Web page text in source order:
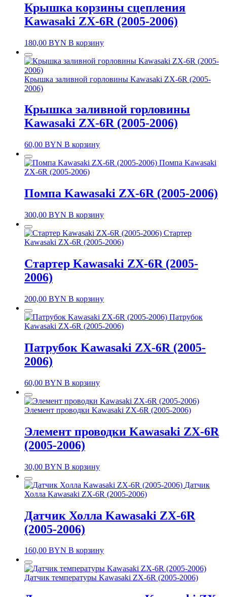
Крышка корзины сцепления
Kawasaki ZX-6R (2005-2006)
180,00 BYN В корзину
Крышка заливной горловины Kawasaki ZX-6R (2005-
2006)
Крышка заливной горловины
Kawasaki ZX-6R (2005-2006)
60,00 BYN В корзину
Помпа Kawasaki
ZX-6R (2005-2006)
Помпа Kawasaki ZX-6R (2005-2006)
300,00 BYN В корзину
Стартер
Kawasaki ZX-6R (2005-2006)
Стартер Kawasaki ZX-6R (2005-
2006)
200,00 BYN В корзину
Патрубок
Kawasaki ZX-6R (2005-2006)
Патрубок Kawasaki ZX-6R (2005-
2006)
60,00 BYN В корзину
Элемент проводки Kawasaki ZX-6R (2005-2006)
Элемент проводки Kawasaki ZX-6R
(2005-2006)
30,00 BYN В корзину
Датчик
Холла Kawasaki ZX-6R (2005-2006)
Датчик Холла Kawasaki ZX-6R
(2005-2006)
160,00 BYN В корзину
Датчик температуры Kawasaki ZX-6R (2005-2006)